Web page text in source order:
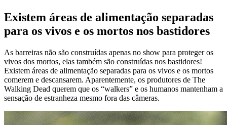
Existem áreas de alimentação separadas
para os vivos e os mortos nos bastidores
As barreiras não são construídas apenas no show para proteger os
vivos dos mortos, elas também são construídas nos bastidores!
Existem áreas de alimentação separadas para os vivos e os mortos
comerem e descansarem. Aparentemente, os produtores de The
Walking Dead querem que os “walkers” e os humanos mantenham a
sensação de estranheza mesmo fora das câmeras.